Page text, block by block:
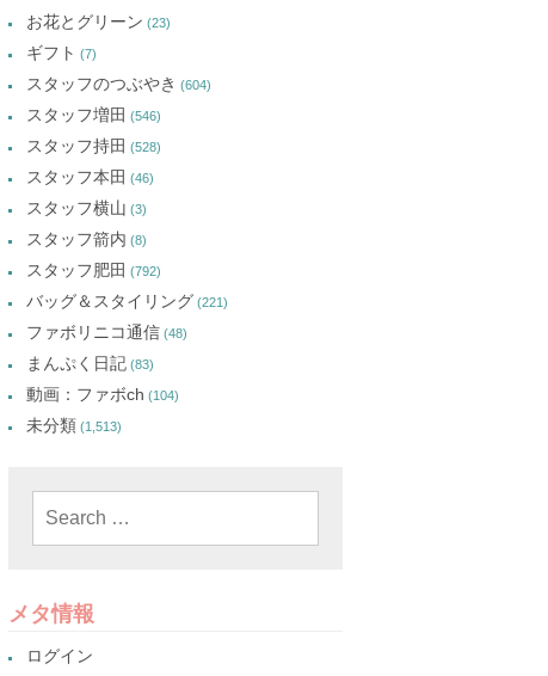
お花とグリーン (23)
ギフト (7)
スタッフのつぶやき (604)
スタッフ増田 (546)
スタッフ持田 (528)
スタッフ本田 (46)
スタッフ横山 (3)
スタッフ箭内 (8)
スタッフ肥田 (792)
バッグ＆スタイリング (221)
ファボリニコ通信 (48)
まんぷく日記 (83)
動画：ファボch (104)
未分類 (1,513)
メタ情報
ログイン